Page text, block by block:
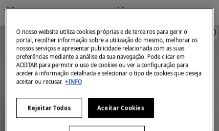
+3 Cores
+3 Cores
O nosso website utiliza cookies próprias e de terceiros para gerir o
portal, recolher informação sobre a utilização do mesmo, melhorar os
nossos serviços e apresentar publicidade relacionada com as suas
preferências mediante a análise da sua navegação. Pode clicar em
ACEITAR para permitir o uso de cookies ou ver a configuração para
aceder à informação detalhada e selecionar o tipo de cookies que deseja
aceitar ou recusar. +INFO
Rejeitar Todos Aceitar Cookies